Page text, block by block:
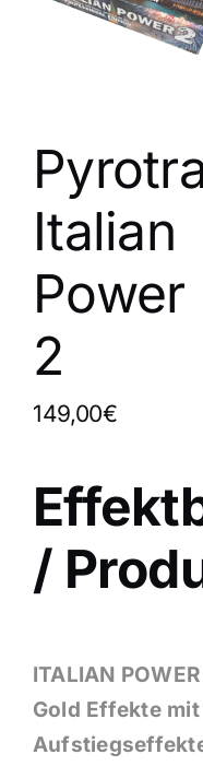
Italian
Power
2
149,00€
/
ITALIAN
Gold Effekte